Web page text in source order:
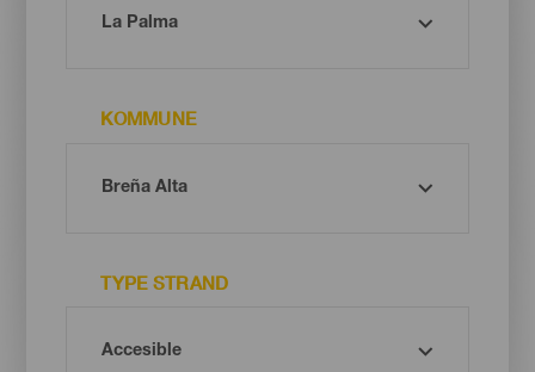
KOMMUNE
TYPE STRAND